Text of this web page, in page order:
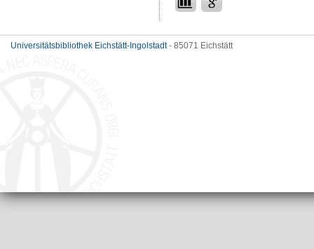
Universitätsbibliothek Eichstätt-Ingolstadt- 85071 Eichstätt